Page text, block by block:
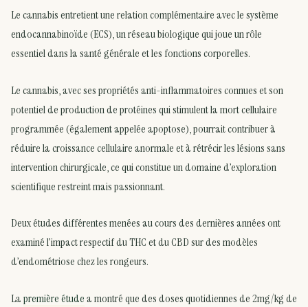
Le cannabis entretient une relation complémentaire avec le système
endocannabinoïde (ECS), un réseau biologique qui joue un rôle
essentiel dans la santé générale et les fonctions corporelles.
Le cannabis, avec ses propriétés anti-inflammatoires connues et son
potentiel de production de protéines qui stimulent la mort cellulaire
programmée (également appelée apoptose), pourrait contribuer à
réduire la croissance cellulaire anormale et à rétrécir les lésions sans
intervention chirurgicale, ce qui constitue un domaine d’exploration
scientifique restreint mais passionnant.
Deux études différentes menées au cours des dernières années ont
examiné l’impact respectif du THC et du CBD sur des modèles
d’endométriose chez les rongeurs.
Lapremière étudea montré que des doses quotidiennes de 2mg/kg de